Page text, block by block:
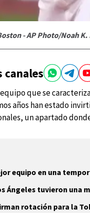
- AP Photo/Noah
canales
que se
años han estado
un apartado
equipo en una
Ángeles tuvieron una
rotación para la